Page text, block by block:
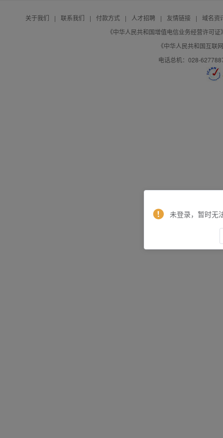
关于我们 | 联系我们 | 付款方式 | 人才招聘 | 友情链接 |
域名资
《中华人民共和国增值电信业务经营许可
《中华人民共和国互联
电话总机：028-
未登录，暂时无